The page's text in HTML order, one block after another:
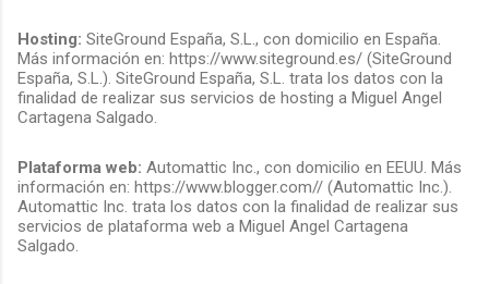
Hosting: SiteGround España, S.L., con domicilio en España.
Más información en: https://www.siteground.es/ (SiteGround
España, S.L.). SiteGround España, S.L. trata los datos con la
finalidad de realizar sus servicios de hosting a Miguel Angel
Cartagena Salgado.
Plataforma web: Automattic Inc., con domicilio en EEUU. Más
información en: https://www.blogger.com// (Automattic Inc.).
Automattic Inc. trata los datos con la finalidad de realizar sus
servicios de plataforma web a Miguel Angel Cartagena
Salgado.